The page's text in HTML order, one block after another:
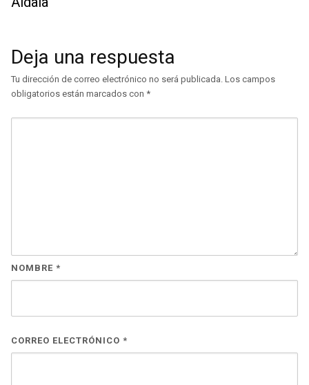
Deja una respuesta
Tu dirección de correo electrónico no será publicada. Los campos
obligatorios están marcados con *
NOMBRE *
CORREO ELECTRÓNICO *